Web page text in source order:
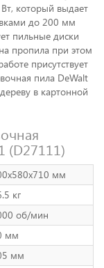
который выдает
до 200 мм
пильные диски
пропила при этом
присутствует
пила DeWalt
в картонной
(D27111)
мм
кг
об/мин
мм
мм